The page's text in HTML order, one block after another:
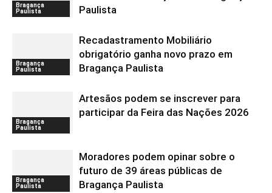
Bragança
Paulista
Paulista
Bragança
Paulista
Recadastramento Mobiliário
obrigatório ganha novo prazo em
Bragança Paulista
Bragança
Paulista
Artesãos podem se inscrever para
participar da Feira das Nações 2026
Bragança
Paulista
Moradores podem opinar sobre o
futuro de 39 áreas públicas de
Bragança Paulista